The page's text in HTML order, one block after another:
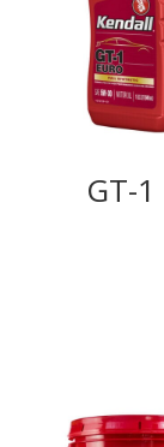
tehdä
valinnat
tuotteen
sivulla.
GT-
useampi